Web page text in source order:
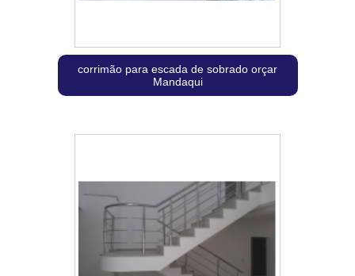
corrimão para escada de sobrado orçar
Mandaqui